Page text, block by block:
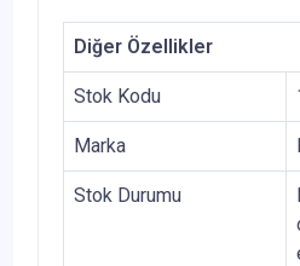
Diğer Özellikler
Stok Kodu
Marka
Stok Durumu